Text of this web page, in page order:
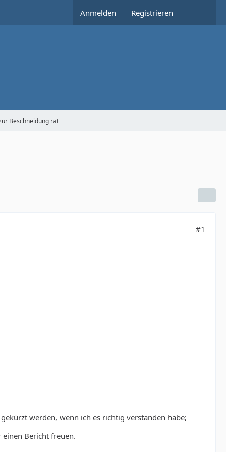
Anmelden Registrieren
Beschneidung rät
#1
werden, wenn ich es richtig verstanden habe;
Bericht freuen.